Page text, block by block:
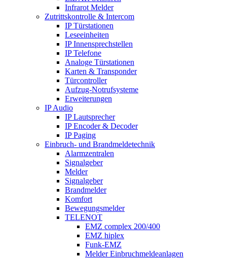
Infrarot Melder
Zutrittskontrolle & Intercom
IP Türstationen
Leseeinheiten
IP Innensprechstellen
IP Telefone
Analoge Türstationen
Karten & Transponder
Türcontroller
Aufzug-Notrufsysteme
Erweiterungen
IP Audio
IP Lautsprecher
IP Encoder & Decoder
IP Paging
Einbruch- und Brandmeldetechnik
Alarmzentralen
Signalgeber
Melder
Signalgeber
Brandmelder
Komfort
Bewegungsmelder
TELENOT
EMZ complex 200/400
EMZ hiplex
Funk-EMZ
Melder Einbruchmeldeanlagen